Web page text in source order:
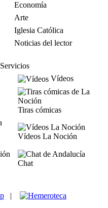
Economía
Arte
Iglesia Católica
Noticias del lector
Servicios
Vídeos
Tiras cómicas
Vídeos La Noción
Chat
|